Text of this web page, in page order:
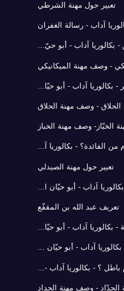
تعبير حول مهنة الشرطي
آداب - رسالة الغفران
بكالوريا آداب - أبو حيّ...
- وصف مهنة الميكانيكي
آداب - أبو حيّا...
الحلاق - وصف مهنة الحلاق
الخبّاز- وصف مهنة الخباز
الفائدة؟ - بكالوريا آ...
تعبير حول مهنة الصيدلي
آداب - أبو حيّان ا...
تعريف عبد الله بن المقفّع
آداب - أبو حيّا...
آداب - أبو حيّان ...
؟ - بكالوريا آداب -...
الحدّاد - وصف مهنة الحداد